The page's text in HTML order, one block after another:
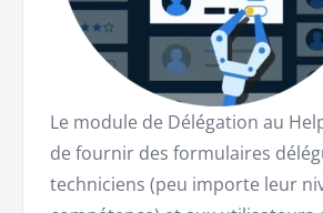
Le module de Délégation au
de fournir des formulaires
techniciens (peu importe leur